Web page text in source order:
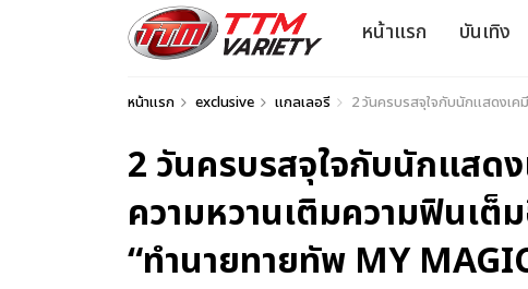
หน้าแรก บันเทิง
หน้าแรก exclusive แกลเลอรี 2 วันครบรสจุใจกับนักแสดงเค
2 วันครบรสจุใจกับนักแสด
ความหวานเติมความฟินเต็
“ทำนายทายทัพ MY